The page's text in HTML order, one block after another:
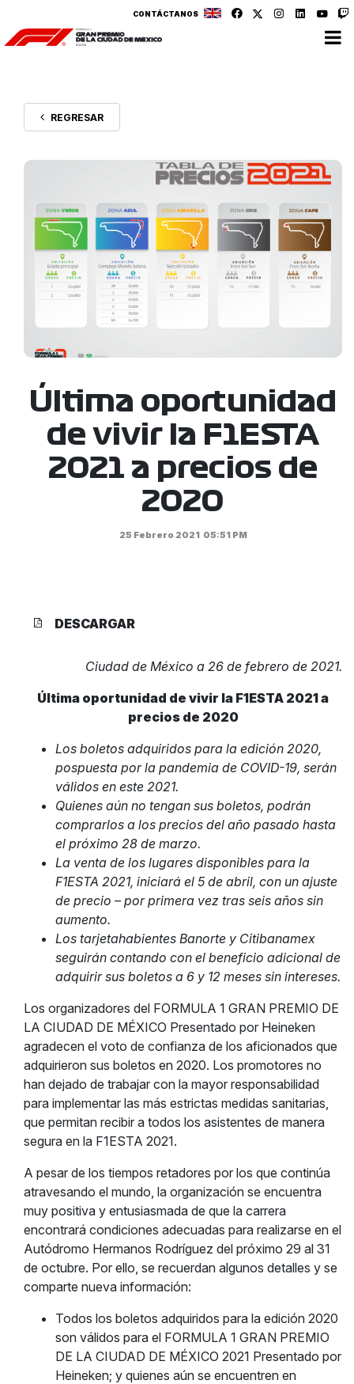
CONTÁCTANOS
REGRESAR
Última oportunidad
de vivir la F1ESTA
2021 a precios de
2020
25 Febrero 2021 05:51 PM
DESCARGAR
Ciudad de México a 26 de febrero de 2021.
Última oportunidad de vivir la F1ESTA 2021a
precios de 2020
Los boletos adquiridos para la edición 2020,
pospuesta por la pandemia de COVID-19, serán
válidos en este 2021.
Quienes aún no tengan sus boletos, podrán
comprarlos a los precios del año pasado hasta
el próximo 28 de marzo.
La venta de los lugares disponibles para la
F1ESTA 2021, iniciará el 5 de abril, con un ajuste
de precio – por primera vez tras seis años sin
aumento.
Los tarjetahabientes Banorte y Citibanamex
seguirán contando con el beneficio adicional de
adquirir sus boletos a 6 y 12 meses sin intereses.
Los organizadores del FORMULA 1 GRAN PREMIO DE
LA CIUDAD DE MÉXICO Presentado por Heineken
agradecen el voto de confianza de los aficionados que
adquirieron sus boletos en 2020. Los promotores no
han dejado de trabajar con la mayor responsabilidad
para implementar las más estrictas medidas sanitarias,
que permitan recibir a todos los asistentes de manera
segura en la F1ESTA 2021.
A pesar de los tiempos retadores por los que continúa
atravesando el mundo, la organización se encuentra
muy positiva y entusiasmada de que la carrera
encontrará condiciones adecuadas para realizarse en el
Autódromo Hermanos Rodríguez del próximo 29 al 31
de octubre. Por ello, se recuerdan algunos detalles y se
comparte nueva información:
Todos los boletos adquiridos para la edición 2020
son válidos para el FORMULA 1 GRAN PREMIO
DE LA CIUDAD DE MÉXICO 2021 Presentado por
Heineken; y quienes aún se encuentren en